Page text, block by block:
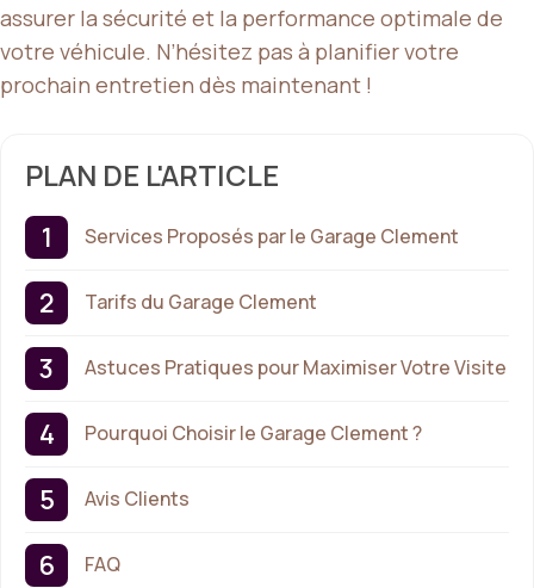
assurer la sécurité et la performance optimale de
votre véhicule. N’hésitez pas à planifier votre
prochain entretien dès maintenant !
PLAN DE L'ARTICLE
Services Proposés par le Garage Clement
Tarifs du Garage Clement
Astuces Pratiques pour Maximiser Votre Visite
Pourquoi Choisir le Garage Clement ?
Avis Clients
FAQ